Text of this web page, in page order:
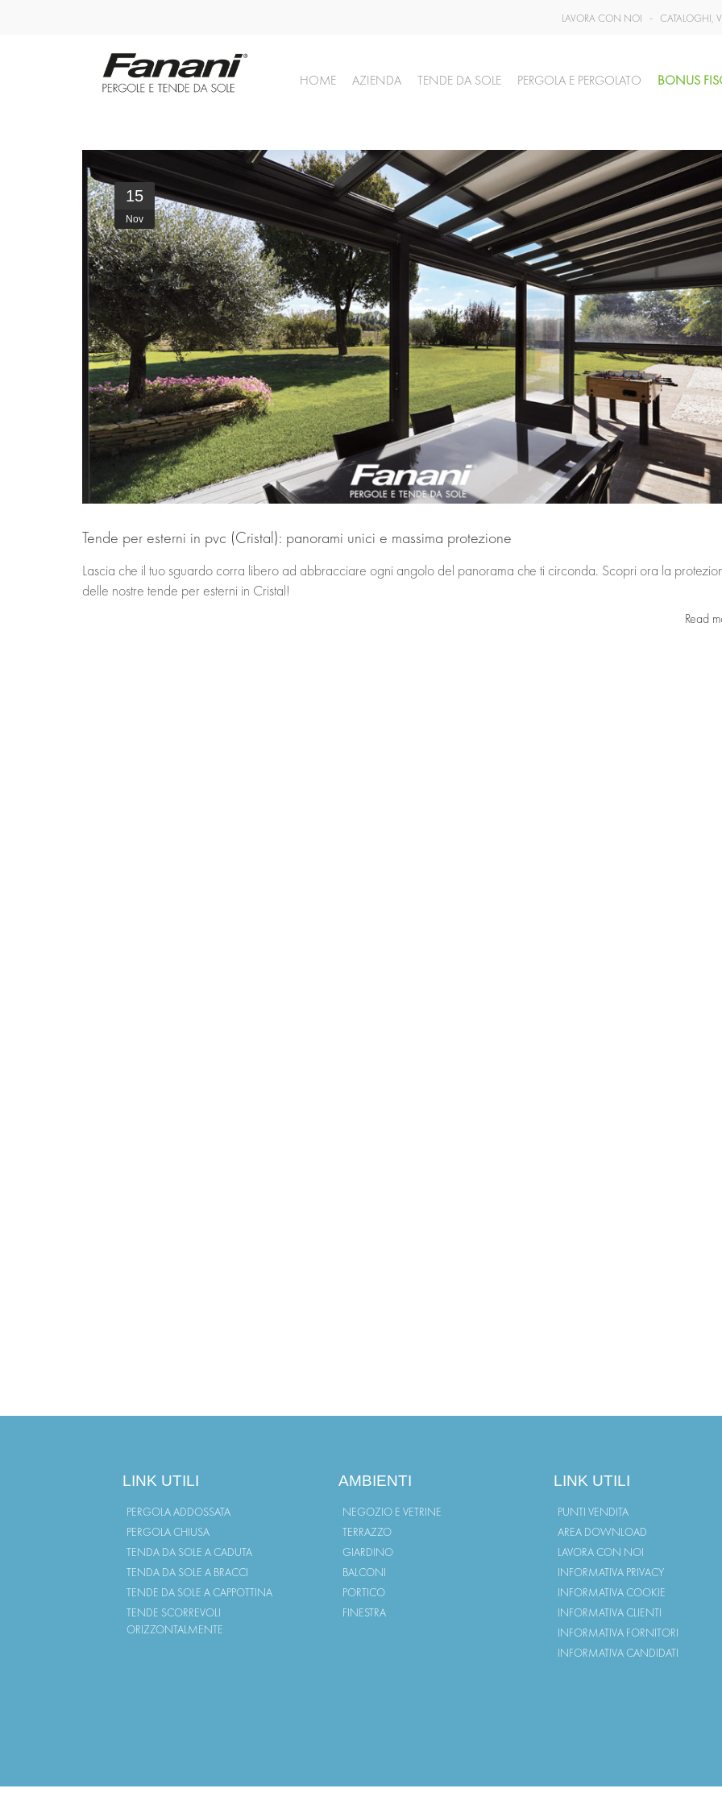
LAVORA CON NOI - CATALOGHI,
HOME AZIENDA TENDE DA SOLE PERGOLA E PERGOLATO BONUS
15
Nov
Tende per esterni in pvc (Cristal): panorami unici e massima protezione
Lascia che il tuo sguardo corra libero ad abbracciare ogni angolo del panorama che ti circonda. Scopri ora la
delle nostre tende per esterni in Cristal!
Read
LINK UTILI
PERGOLA ADDOSSATA
PERGOLA CHIUSA
TENDA DA SOLE A CADUTA
TENDA DA SOLE A BRACCI
TENDE DA SOLE A CAPPOTTINA
TENDE SCORREVOLI
ORIZZONTALMENTE
AMBIENTI
NEGOZIO E VETRINE
TERRAZZO
GIARDINO
BALCONI
PORTICO
FINESTRA
LINK UTILI
PUNTI VENDITA
AREA DOWNLOAD
LAVORA CON NOI
INFORMATIVA PRIVACY
INFORMATIVA COOKIE
INFORMATIVA CLIENTI
INFORMATIVA FORNITORI
INFORMATIVA CANDIDATI